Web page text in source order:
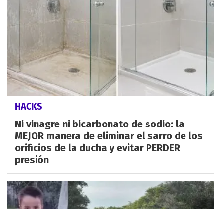
HACKS
Ni vinagre ni bicarbonato de sodio: la
MEJOR manera de eliminar el sarro de los
orificios de la ducha y evitar PERDER
presión